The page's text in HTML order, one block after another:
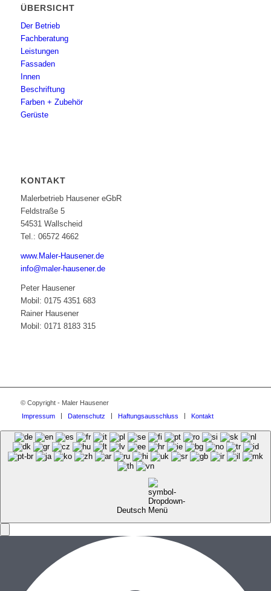
ÜBERSICHT
Der Betrieb
Fachberatung
Leistungen
Fassaden
Innen
Beschriftung
Farben + Zubehör
Gerüste
KONTAKT
Malerbetrieb Hausener eGbR
Feldstraße 5
54531 Wallscheid
Tel.: 06572 4662
www.Maler-Hausener.de
info@maler-hausener.de
Peter Hausener
Mobil: 0175 4351 683
Rainer Hausener
Mobil: 0171 8183 315
© Copyright - Maler Hausener
Impressum
Datenschutz Haftungsausschluss Kontakt
Deutsch